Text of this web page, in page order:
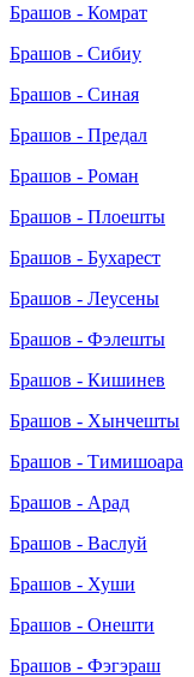
Брашов - Комрат
Брашов - Сибиу
Брашов - Синая
Брашов - Предал
Брашов - Роман
Брашов - Плоешты
Брашов - Бухарест
Брашов - Леусены
Брашов - Фэлешты
Брашов - Кишинев
Брашов - Хынчешты
Брашов - Тимишоара
Брашов - Арад
Брашов - Васлуй
Брашов - Хуши
Брашов - Онешти
Брашов - Фэгэраш